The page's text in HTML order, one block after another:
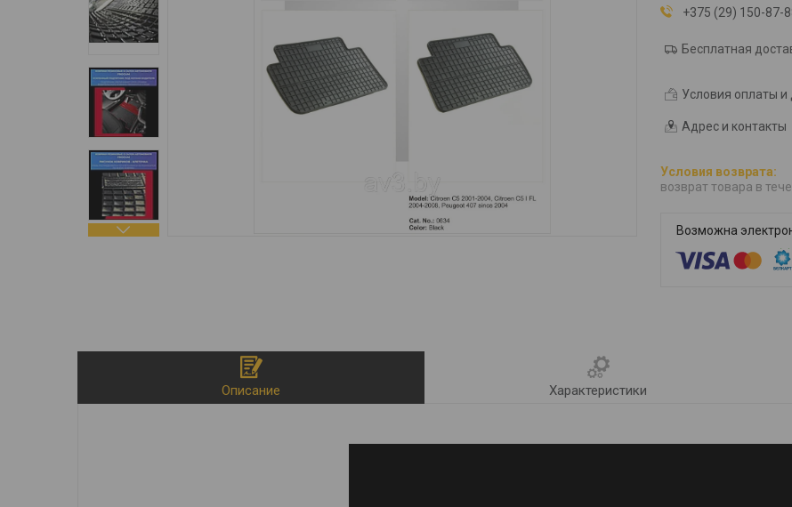
+375 (29) 150-87-
Бесплатная
Условия оплаты и
Адрес и контакты
возврат товара в
Описание Характеристики